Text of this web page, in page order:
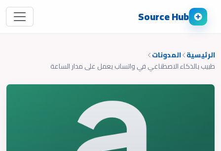
Source Hub
الرئيسية المدونات
طبيب بالذكاء الاصطناعي في واتساب يعمل على مدار الساعة